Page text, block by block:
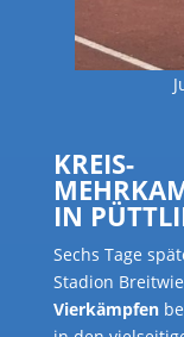
KREIS-
IN
Sechs Tage
Stadion
Vierkämpfen